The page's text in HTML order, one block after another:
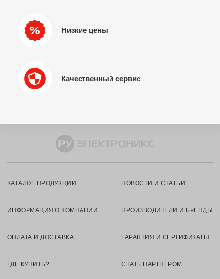
Низкие цены
Качественный сервис
КАТАЛОГ ПРОДУКЦИИ НОВОСТИ И СТАТЬИ
ИНФОРМАЦИЯ О КОМПАНИИ ПРОИЗВОДИТЕЛИ И БРЕНДЫ
ОПЛАТА И ДОСТАВКА ГАРАНТИЯ И СЕРТИФИКАТЫ
ГДЕ КУПИТЬ? СТАТЬ ПАРТНЁРОМ